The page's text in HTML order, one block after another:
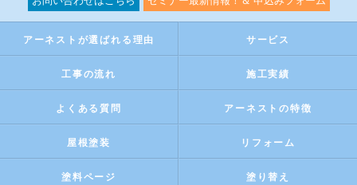
アーネストが選ばれる理由 サービス
工事の流れ 施工実績
よくある質問 アーネストの特徴
屋根塗装 リフォーム
塗料ページ 塗り替え